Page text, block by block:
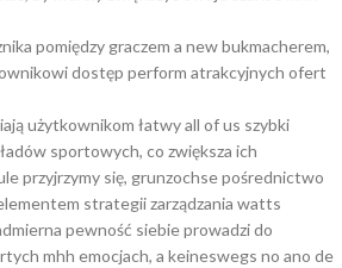
pomiędzy graczem a new bukmacherem,
dostęp perform atrakcyjnych ofert
użytkownikom łatwy all of us szybki
sportowych, co zwiększa ich
przyjrzymy się, grunzochse pośrednictwo
strategii zarządzania watts
pewność siebie prowadzi do
mhh emocjach, a keineswegs no ano de